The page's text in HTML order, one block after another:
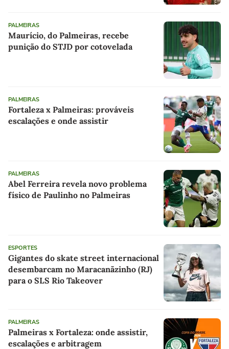
PALMEIRAS
Maurício, do Palmeiras, recebe
punição do STJD por cotovelada
PALMEIRAS
Fortaleza x Palmeiras: prováveis
escalações e onde assistir
PALMEIRAS
Abel Ferreira revela novo problema
físico de Paulinho no Palmeiras
ESPORTES
Gigantes do skate street internacional
desembarcam no Maracanãzinho (RJ)
para o SLS Rio Takeover
PALMEIRAS
Palmeiras x Fortaleza: onde assistir,
escalações e arbitragem